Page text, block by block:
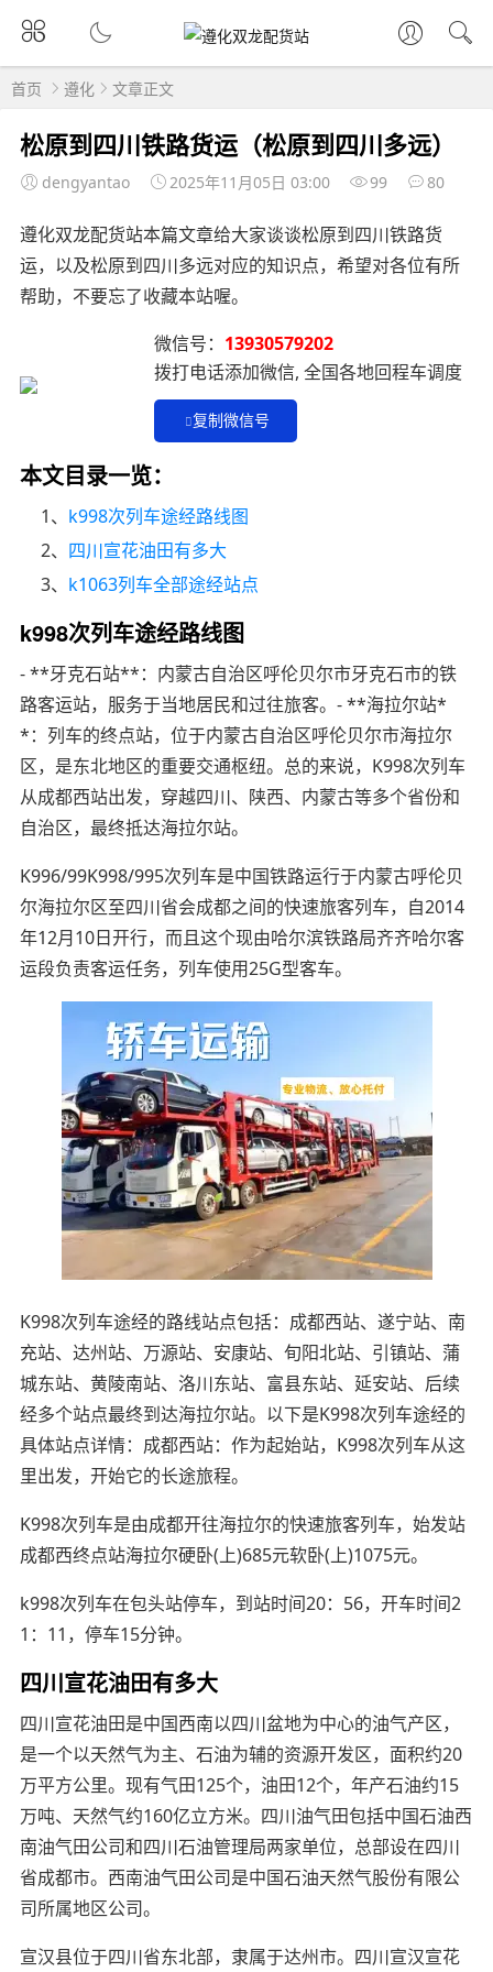
首页 遵化 文章正文
松原到四川铁路货运（松原到四川多远）
dengyantao 2025年11月05日 03:00 99 80
遵化双龙配货站本篇文章给大家谈谈松原到四川铁路货
运，以及松原到四川多远对应的知识点，希望对各位有所
帮助，不要忘了收藏本站喔。
微信号： 13930579202
拨打电话添加微信, 全国各地回程车调度
复制微信号
本文目录一览：
1、 k998次列车途经路线图
2、 四川宣花油田有多大
3、 k1063列车全部途经站点
k998次列车途经路线图
- **牙克石站**：内蒙古自治区呼伦贝尔市牙克石市的铁
路客运站，服务于当地居民和过往旅客。- **海拉尔站*
*：列车的终点站，位于内蒙古自治区呼伦贝尔市海拉尔
区，是东北地区的重要交通枢纽。总的来说，K998次列车
从成都西站出发，穿越四川、陕西、内蒙古等多个省份和
自治区，最终抵达海拉尔站。
K996/99K998/995次列车是中国铁路运行于内蒙古呼伦贝
尔海拉尔区至四川省会成都之间的快速旅客列车，自2014
年12月10日开行，而且这个现由哈尔滨铁路局齐齐哈尔客
运段负责客运任务，列车使用25G型客车。
K998次列车途经的路线站点包括：成都西站、遂宁站、南
充站、达州站、万源站、安康站、旬阳北站、引镇站、蒲
城东站、黄陵南站、洛川东站、富县东站、延安站、后续
经多个站点最终到达海拉尔站。以下是K998次列车途经的
具体站点详情：成都西站：作为起始站，K998次列车从这
里出发，开始它的长途旅程。
K998次列车是由成都开往海拉尔的快速旅客列车，始发站
成都西终点站海拉尔硬卧(上)685元软卧(上)1075元。
k998次列车在包头站停车，到站时间20：56，开车时间2
1：11，停车15分钟。
四川宣花油田有多大
四川宣花油田是中国西南以四川盆地为中心的油气产区，
是一个以天然气为主、石油为辅的资源开发区，面积约20
万平方公里。现有气田125个，油田12个，年产石油约15
万吨、天然气约160亿立方米。四川油气田包括中国石油西
南油气田公司和四川石油管理局两家单位，总部设在四川
省成都市。西南油气田公司是中国石油天然气股份有限公
司所属地区公司。
宣汉县位于四川省东北部，隶属于达州市。四川宣汉宣花